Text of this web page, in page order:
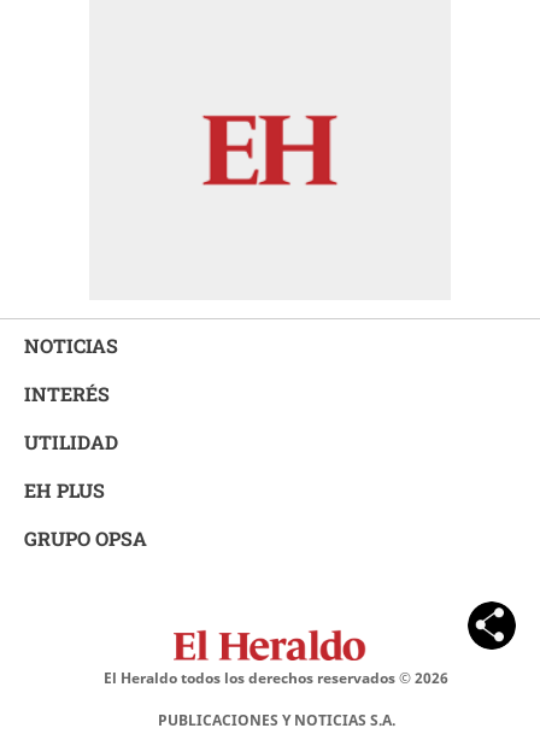
NOTICIAS
INTERÉS
UTILIDAD
EH PLUS
GRUPO OPSA
El Heraldo todos los derechos reservados ©2026
PUBLICACIONES Y NOTICIAS S.A.